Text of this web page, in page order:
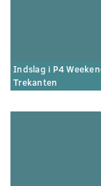
Indslag i P4
Trekanten